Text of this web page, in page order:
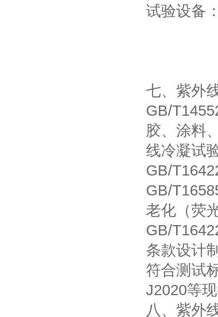
试验设备
七、紫外
GB/
胶、涂料
线冷凝试
GB/
GB/
老化（荧
GB/
条款设计
符合测试
J2020等
八、紫外